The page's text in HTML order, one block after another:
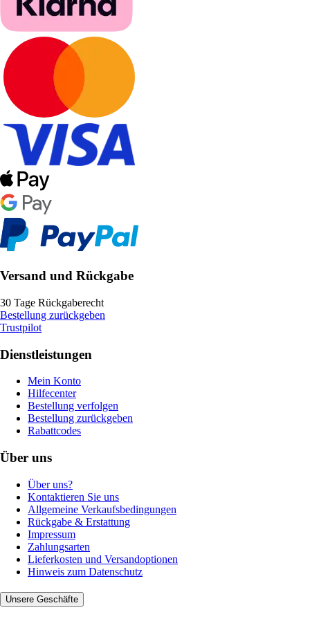
Versand und Rückgabe
30 Tage Rückgaberecht
Bestellung zurückgeben
Trustpilot
Dienstleistungen
Mein Konto
Hilfecenter
Bestellung verfolgen
Bestellung zurückgeben
Rabattcodes
Über uns
Über uns?
Kontaktieren Sie uns
Allgemeine Verkaufsbedingungen
Rückgabe & Erstattung
Impressum
Zahlungsarten
Lieferkosten und Versandoptionen
Hinweis zum Datenschutz
Unsere Geschäfte